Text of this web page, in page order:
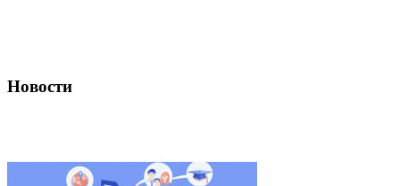
Новости